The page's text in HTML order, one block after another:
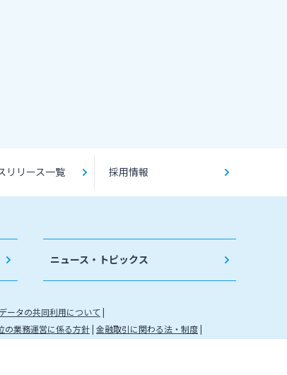
リリース一覧 採用情報
ニュース・トピックス
ータの共同利用について
の業務運営に係る方針 金融取引に関わる法・制度